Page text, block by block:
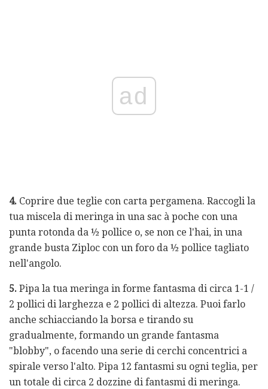
ad
4. Coprire due teglie con carta pergamena. Raccogli la
tua miscela di meringa in una sac à poche con una
punta rotonda da ½ pollice o, se non ce l'hai, in una
grande busta Ziploc con un foro da ½ pollice tagliato
nell'angolo.
5. Pipa la tua meringa in forme fantasma di circa 1-1 /
2 pollici di larghezza e 2 pollici di altezza. Puoi farlo
anche schiacciando la borsa e tirando su
gradualmente, formando un grande fantasma
"blobby", o facendo una serie di cerchi concentrici a
spirale verso l'alto. Pipa 12 fantasmi su ogni teglia, per
un totale di circa 2 dozzine di fantasmi di meringa.